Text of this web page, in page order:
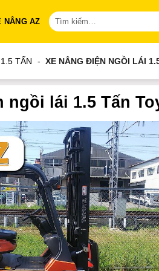
NÂNG AZ
Tìm
kiếm:
TẤN - XE NÂNG ĐIỆN NGỒI LÁI
ngồi lái 1.5 Tấn